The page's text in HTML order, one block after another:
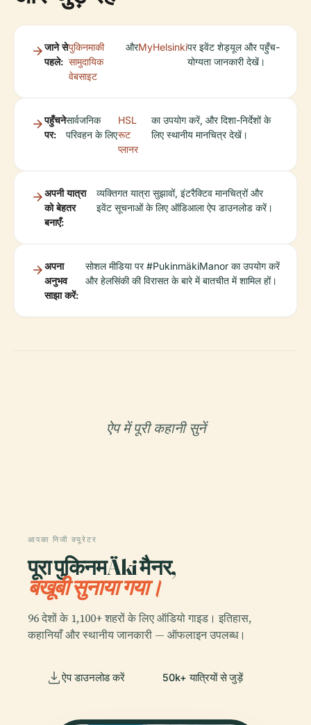
जाने से
पहले:
पुकिनमाकी
सामुदायिक
वेबसाइट
औरMyHelsinkiपर इवेंट शेड्यूल और पहुँच-
योग्यता जानकारी देखें।
पहुँचने
पर:
सार्वजनिक
परिवहन के लिए
HSL
रूट
प्लानर
का उपयोग करें, और दिशा-निर्देशों के
लिए स्थानीय मानचित्र देखें।
अपनी यात्रा
को बेहतर
बनाएँ:
व्यक्तिगत यात्रा सुझावों, इंटरैक्टिव मानचित्रों और
इवेंट सूचनाओं के लिए ऑडिआला ऐप डाउनलोड करें।
अपना
अनुभव
साझा करें:
सोशल मीडिया पर #PukinmäkiManor का उपयोग करें
और हेलसिंकी की विरासत के बारे में बातचीत में शामिल हों।
ऐप में पूरी कहानी सुनें
आपका निजी क्यूरेटर
पूरा पुकिनमÄki मैनर,
बखूबी सुनाया गया।
96 देशों के 1,100+ शहरों के लिए ऑडियो गाइड। इतिहास,
कहानियाँ और स्थानीय जानकारी — ऑफलाइन उपलब्ध।
ऐप डाउनलोड करें 50k+ यात्रियों से जुड़ें